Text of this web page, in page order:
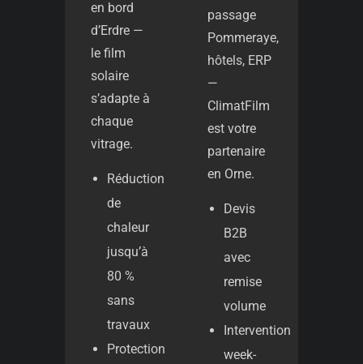
en bord
d’Erdre —
le film
solaire
s’adapte à
chaque
vitrage.
Réduction
de
chaleur
jusqu’à
80 %
sans
travaux
Protection
passage
Pommeraye,
hôtels, ERP
—
ClimatFilm
est votre
partenaire
en Orne.
Devis
B2B
avec
remise
volume
Intervention
week-